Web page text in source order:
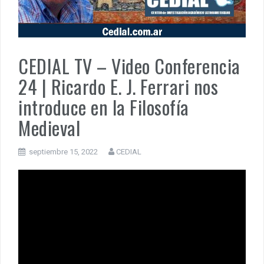
MUÑIZ. PORQUE LA HISTORIA TE JUZGARÁ
PENSAR UNA SEÑAL | Se echan los dados éticos de la
sustentibilidad. | 6 DE AGOSTO: SOBERANIA TERRITORIAL,
CEDIAL TV – Video Conferencia
24 | Ricardo E. J. Ferrari nos
introduce en la Filosofía
Medieval
septiembre 15, 2022 CEDIAL